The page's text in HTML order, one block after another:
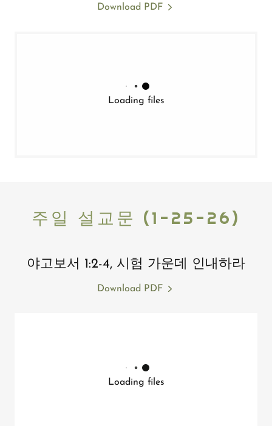
Download PDF
Loading files
주일 설교문 (1-25-26)
야고보서 1:2-4, 시험 가운데 인내하라
Download PDF
Loading files